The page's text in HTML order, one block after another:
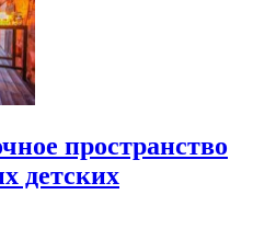
пространство
детских